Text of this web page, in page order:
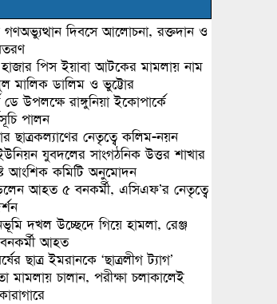
দিবসে আলোচনা, রক্তদান ও
পিস ইয়াবা আটকের মামলায় নাম
মালিক ডালিম ও ভুট্টোর
ডে উপলক্ষে রাঙ্গুনিয়া ইকোপার্কে
পালন
ছাত্রকল্যাণের নেতৃত্বে কলিম-নয়ন
যুবদলের সাংগঠনিক উত্তর শাখার
আংশিক কমিটি অনুমোদন
আহত ৫ বনকর্মী, এসিএফ’র নেতৃত্বে
দখল উচ্ছেদে গিয়ে হামলা, রেঞ্জ
আহত
ছাত্র ইমরানকে ‘ছাত্রলীগ ট্যাগ’
মামলায় চালান, পরীক্ষা চলাকালেই